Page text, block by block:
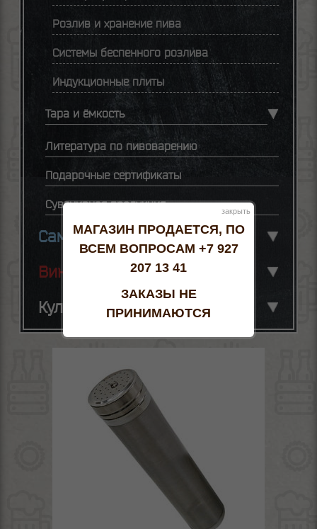
Розлив и хранение пива
Системы беспенного розлива
Индукционные плиты
Тара и ёмкость
Литература по пивоварению
Подарочные сертификаты
Сувенирная продукция
Самогоноварение
Виноделие
Кулинария
закрыть
МАГАЗИН ПРОДАЕТСЯ, ПО
ВСЕМ ВОПРОСАМ +7 927
207 13 41
ЗАКАЗЫ НЕ
ПРИНИМАЮТСЯ